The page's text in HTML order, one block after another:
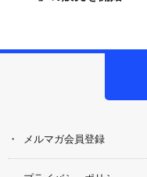
メルマガ会員登録